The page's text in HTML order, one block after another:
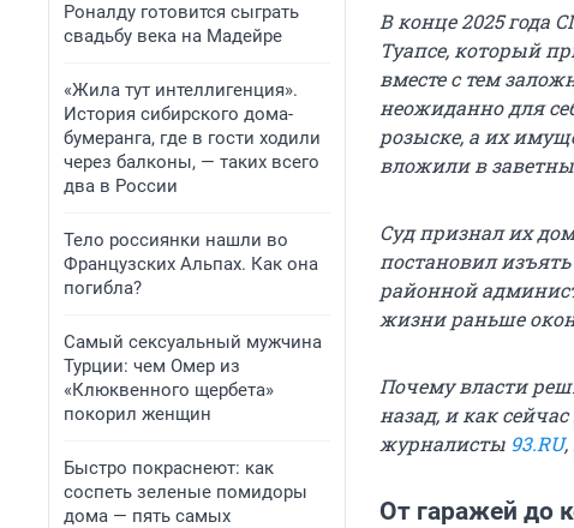
Роналду готовится сыграть
свадьбу века на Мадейре
«Жила тут интеллигенция».
История сибирского дома-
бумеранга, где в гости ходили
через балконы, — таких всего
два в России
Тело россиянки нашли во
Французских Альпах. Как она
погибла?
Самый сексуальный мужчина
Турции: чем Омер из
«Клюквенного щербета»
покорил женщин
Быстро покраснеют: как
соспеть зеленые помидоры
дома — пять самых
В конце 2025 года
Туапсе, который
вместе с тем
неожиданно для
розыске, а их
вложили в
Суд признал их
постановил
районной
жизни раньше
Почему власти
назад, и как
журналисты 93.RU
От гаражей до